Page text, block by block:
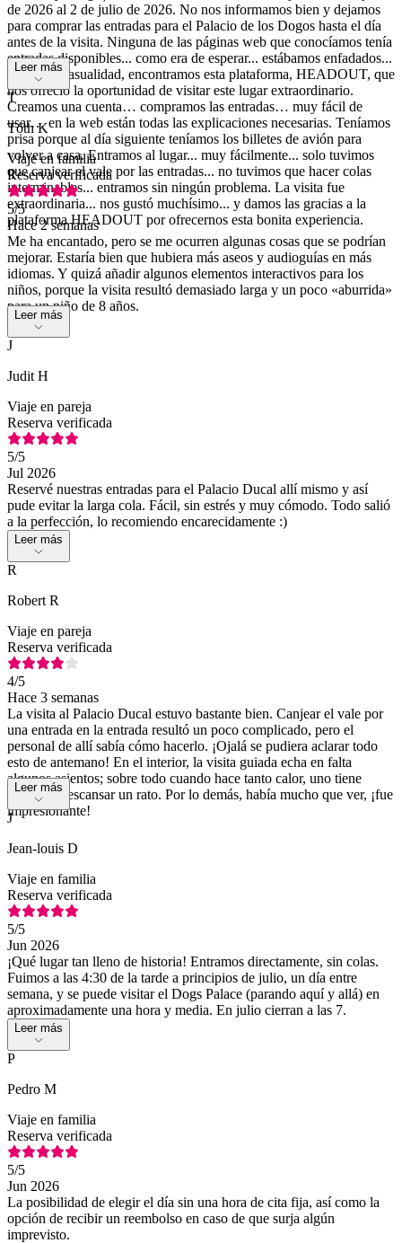
de 2026 al 2 de julio de 2026. No nos informamos bien y dejamos
para comprar las entradas para el Palacio de los Dogos hasta el día
antes de la visita. Ninguna de las páginas web que conocíamos tenía
entradas disponibles... como era de esperar... estábamos enfadados...
pero, por casualidad, encontramos esta plataforma, HEADOUT, que
nos ofreció la oportunidad de visitar este lugar extraordinario.
Creamos una cuenta… compramos las entradas… muy fácil de
usar… en la web están todas las explicaciones necesarias. Teníamos
prisa porque al día siguiente teníamos los billetes de avión para
volver a casa. Entramos al lugar... muy fácilmente... solo tuvimos
que canjear el vale por las entradas... no tuvimos que hacer colas
interminables... entramos sin ningún problema. La visita fue
extraordinaria... nos gustó muchísimo... y damos las gracias a la
plataforma HEADOUT por ofrecernos esta bonita experiencia.
Leer más
T
Tóth K
Viaje en familia
Reserva verificada
5/5
Hace 2 semanas
Me ha encantado, pero se me ocurren algunas cosas que se podrían
mejorar. Estaría bien que hubiera más aseos y audioguías en más
idiomas. Y quizá añadir algunos elementos interactivos para los
niños, porque la visita resultó demasiado larga y un poco «aburrida»
para un niño de 8 años.
Leer más
J
Judit H
Viaje en pareja
Reserva verificada
5/5
Jul 2026
Reservé nuestras entradas para el Palacio Ducal allí mismo y así
pude evitar la larga cola. Fácil, sin estrés y muy cómodo. Todo salió
a la perfección, lo recomiendo encarecidamente :)
Leer más
R
Robert R
Viaje en pareja
Reserva verificada
4/5
Hace 3 semanas
La visita al Palacio Ducal estuvo bastante bien. Canjear el vale por
una entrada en la entrada resultó un poco complicado, pero el
personal de allí sabía cómo hacerlo. ¡Ojalá se pudiera aclarar todo
esto de antemano! En el interior, la visita guiada echa en falta
algunos asientos; sobre todo cuando hace tanto calor, uno tiene
ganas de descansar un rato. Por lo demás, había mucho que ver, ¡fue
impresionante!
Leer más
J
Jean-louis D
Viaje en familia
Reserva verificada
5/5
Jun 2026
¡Qué lugar tan lleno de historia! Entramos directamente, sin colas.
Fuimos a las 4:30 de la tarde a principios de julio, un día entre
semana, y se puede visitar el Dogs Palace (parando aquí y allá) en
aproximadamente una hora y media. En julio cierran a las 7.
Leer más
P
Pedro M
Viaje en familia
Reserva verificada
5/5
Jun 2026
La posibilidad de elegir el día sin una hora de cita fija, así como la
opción de recibir un reembolso en caso de que surja algún
imprevisto.